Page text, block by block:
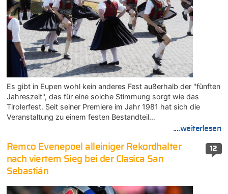
Es gibt in Eupen wohl kein anderes Fest außerhalb der "fünften
Jahreszeit", das für eine solche Stimmung sorgt wie das
Tirolerfest. Seit seiner Premiere im Jahr 1981 hat sich die
Veranstaltung zu einem festen Bestandteil…
....weiterlesen
12
Remco Evenepoel alleiniger Rekordhalter
nach viertem Sieg bei der Clasica San
Sebastián